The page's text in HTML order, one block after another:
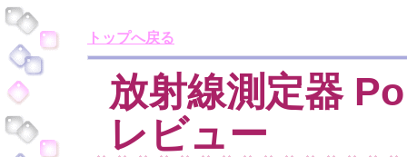
トップへ戻る
放射線測定器
レビュー